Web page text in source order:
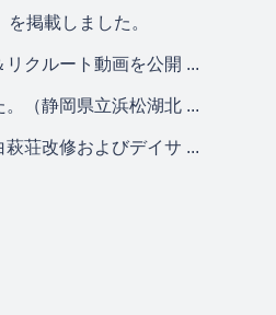
掲載しました。
クルート動画を公開 ...
（静岡県立浜松湖北 ...
荘改修およびデイサ ...